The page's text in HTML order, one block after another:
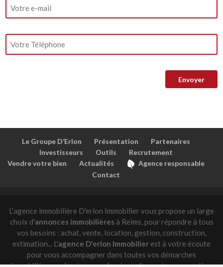
Le Groupe D’Erlon Présentation
Partenaires
Investisseurs
Outils
Recrutement
Vendre votre bien
Actualités
Agence responsable
Contact
L'agence immobilière D'erlon Immobilier vous propose un large
choix d'annonces immobilièresà Reims, pour répondre à tous
vos besoins : achat, vente, location, gestion, construction,
estimation... L'agence D'erlon Immobilier est à votre écoute
pour vous accompagner dans toutes vos démarches